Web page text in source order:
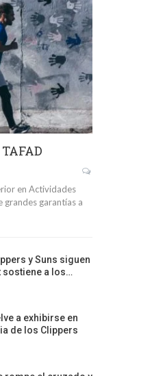
en Actividades
grandes garantías a
y Suns siguen
sostiene a los…
a exhibirse en
de los Clippers